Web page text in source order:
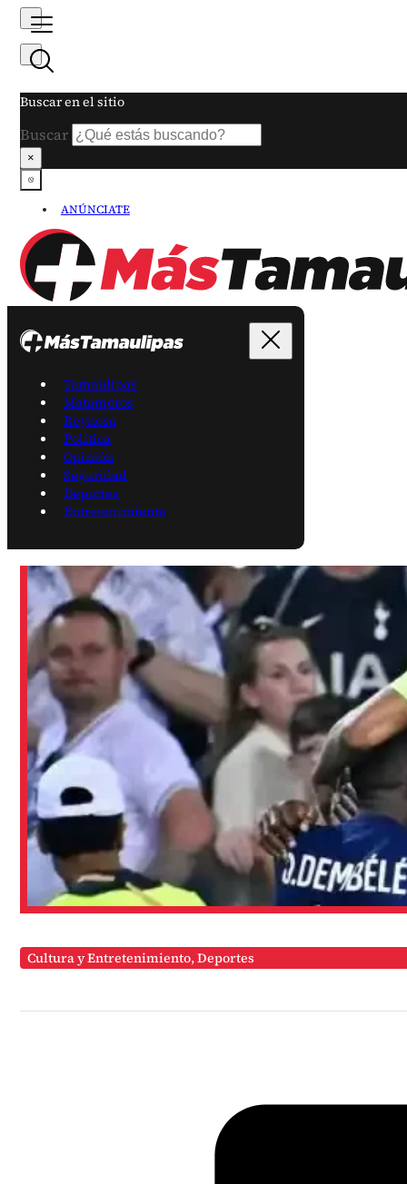
Buscar en el sitio
Buscar
×
ANÚNCIATE
Tamaulipas
Matamoros
Reynosa
Política
Opinión
Seguridad
Deportes
Entretenimiento
Cultura y Entretenimiento,Deportes